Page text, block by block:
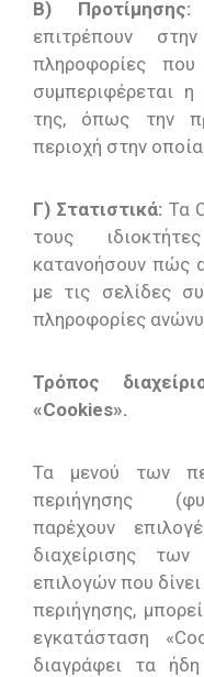
Β)
επιτρέπουν
πληροφορίες
συμπεριφέρεται
της, όπως την
περιοχή στην
Γ) Στατιστικά: Τα
τους
κατανοήσουν πώς
με τις σελίδες
πληροφορίες
Τρόπος
«Cookies».
Τα μενού των
περιήγησης
παρέχουν
διαχείρισης
επιλογών που
περιήγησης,
εγκατάσταση
διαγράφει τα